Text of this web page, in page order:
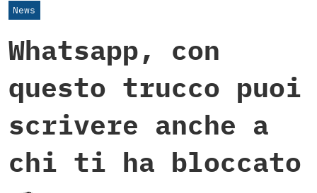
News
Whatsapp, con
questo trucco puoi
scrivere anche a
chi ti ha bloccato